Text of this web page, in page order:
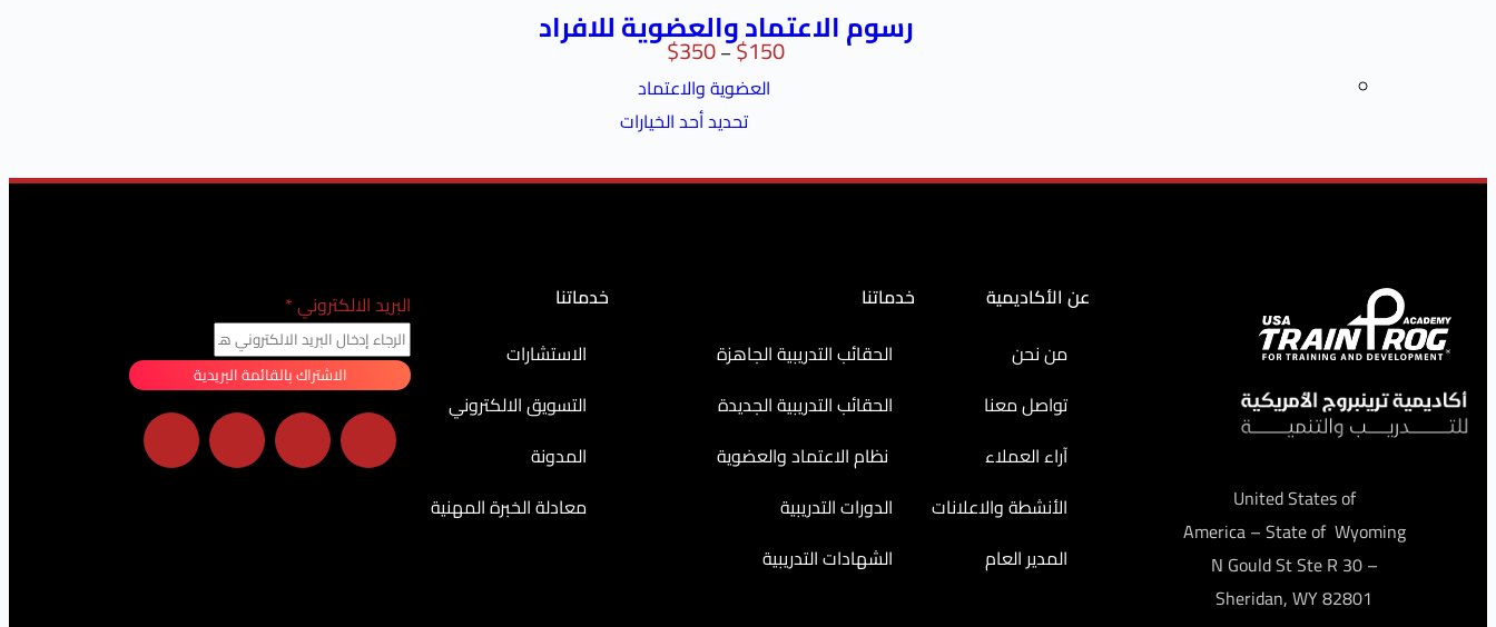
رسوم الاعتماد والعضوية للافراد
$150
–
$350
العضوية والاعتماد
تحديد أحد الخيارات
United States of
America – State of Wyoming
– 30 N Gould St Ste R
Sheridan, WY 82801
عن الأكاديمية
من نحن
تواصل معنا
آراء العملاء
الأنشطة والاعلانات
المدير العام
خدماتنا
الحقائب التدريبية الجاهزة
الحقائب التدريبية الجديدة
نظام الاعتماد والعضوية
الدورات التدريبية
الشهادات التدريبية
خدماتنا
الاستشارات
التسويق الالكتروني
المدونة
معادلة الخبرة المهنية
البريد الالكتروني*
الاشتراك بالقائمة البريدية